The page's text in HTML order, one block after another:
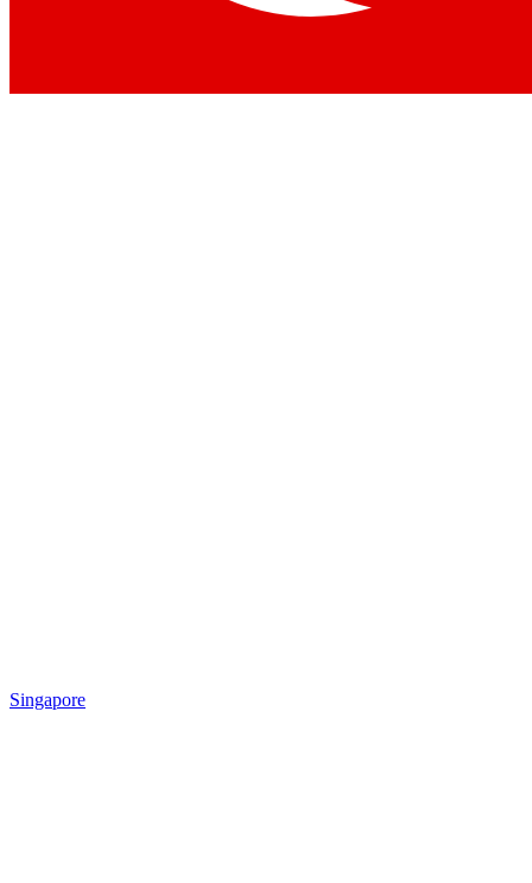
Singapore